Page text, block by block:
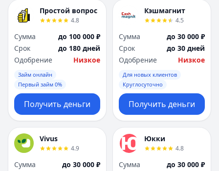
Простой вопрос
4.8
Сумма
до 100 000 ₽
Срок
до 180 дней
Одобрение
Низкое
Займ онлайн
Первый займ 0%
Получить деньги
Кэшмагнит
4.5
Сумма
до 30 000 ₽
Срок
до 30 дней
Одобрение
Низкое
Для новых клиентов
Круглосуточно
Получить деньги
Vivus
4.9
Сумма
до 30 000 ₽
Юкки
4.8
Сумма
до 30 000 ₽